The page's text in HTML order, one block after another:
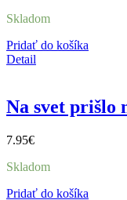
Skladom
Pridať do košíka
Detail
Na svet prišlo
7.95€
Skladom
Pridať do košíka